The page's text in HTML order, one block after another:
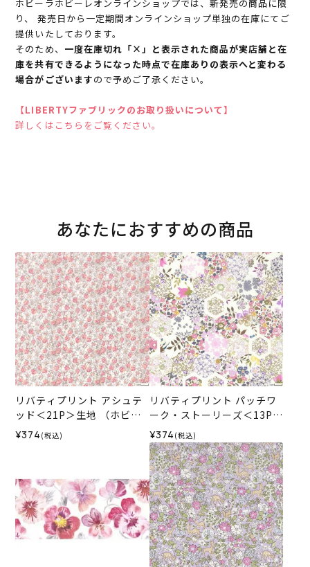
ホビーラホビーレオンラインショップでは、新発売の商品に限
り、 発売日から一定期間オンラインショップ単独の在庫にてご
提供いたしております。
そのため、 一度在庫切れ「×」と表示された商品が実店舗と在
庫を共有できるようになった時点で在庫ありの表示へと変わる
場合がございますので予めご了承ください。
【LIBERTYファブリックのお取り扱いについて】
詳しくはこちらをご覧ください。
あなたにおすすめの商品
リバティプリント アシュテ
ッド＜21P＞生地 （ホビー
ラホビーレオリジナル）202
¥374 (税込)
リバティプリント パッチワ
ーク・ストーリーズ＜13P＞
生地 （ホビーラホビーレオ
リジナル）2026SS
¥374 (税込)